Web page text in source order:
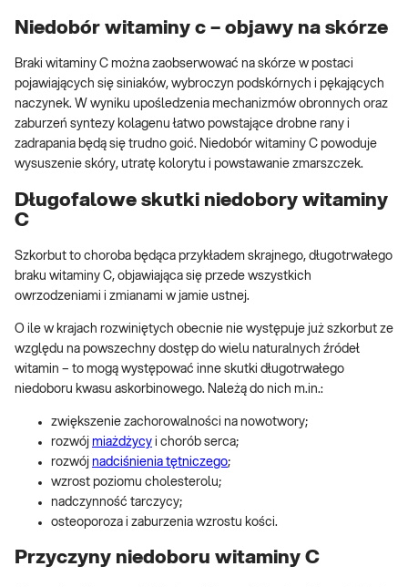
Niedobór witaminy c – objawy na skórze
Braki witaminy C można zaobserwować na skórze w postaci
pojawiających się siniaków, wybroczyn podskórnych i pękających
naczynek. W wyniku upośledzenia mechanizmów obronnych oraz
zaburzeń syntezy kolagenu łatwo powstające drobne rany i
zadrapania będą się trudno goić. Niedobór witaminy C powoduje
wysuszenie skóry, utratę kolorytu i powstawanie zmarszczek.
Długofalowe skutki niedobory witaminy
C
Szkorbut to choroba będąca przykładem skrajnego, długotrwałego
braku witaminy C, objawiająca się przede wszystkich
owrzodzeniami i zmianami w jamie ustnej.
O ile w krajach rozwiniętych obecnie nie występuje już szkorbut ze
względu na powszechny dostęp do wielu naturalnych źródeł
witamin – to mogą występować inne skutki długotrwałego
niedoboru kwasu askorbinowego. Należą do nich m.in.:
zwiększenie zachorowalności na nowotwory;
rozwój miażdżycy i chorób serca;
rozwój nadciśnienia tętniczego;
wzrost poziomu cholesterolu;
nadczynność tarczycy;
osteoporoza i zaburzenia wzrostu kości.
Przyczyny niedoboru witaminy C